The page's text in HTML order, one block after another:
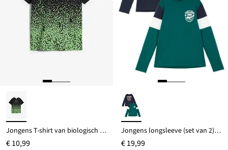
Jongens T-shirt van biologisch katoen
€ 10,99
Jongens longsleeve (set van 2) van biologisch katoen
€ 19,99